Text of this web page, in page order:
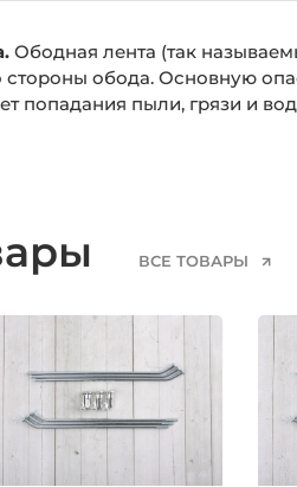
Ободная лента (так
стороны обода. Основную
попадания пыли, грязи и
ВСЕ ТОВАРЫ